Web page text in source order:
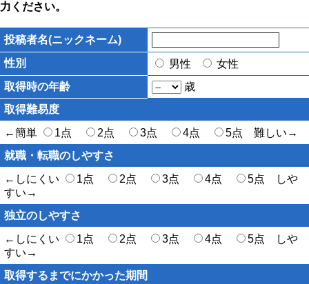
力ください。
投稿者名(ニックネーム)
性別
男性
女性
取得時の年齢
歳
取得難易度
←簡単
1点 2点 3点 4点
5点 難しい→
就職・転職のしやすさ
←しにくい
1点 2点 3点 4点
5点 しや
すい→
独立のしやすさ
←しにくい
1点 2点 3点 4点
5点 しや
すい→
取得するまでにかかった期間